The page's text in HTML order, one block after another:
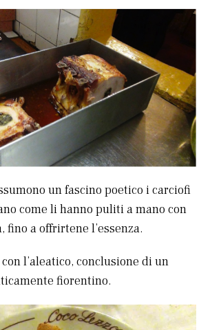
un fascino poetico i carciofi
come li hanno puliti a mano con
fino a offrirtene l’essenza.
l’aleatico, conclusione di un
fiorentino.